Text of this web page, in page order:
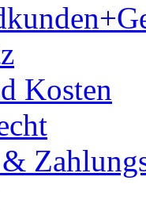
Kosten